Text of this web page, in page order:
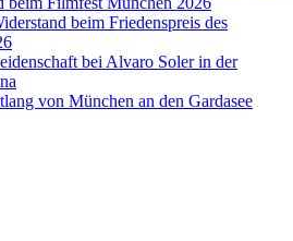
beim Friedenspreis des
bei Alvaro Soler in der
von München an den Gardasee